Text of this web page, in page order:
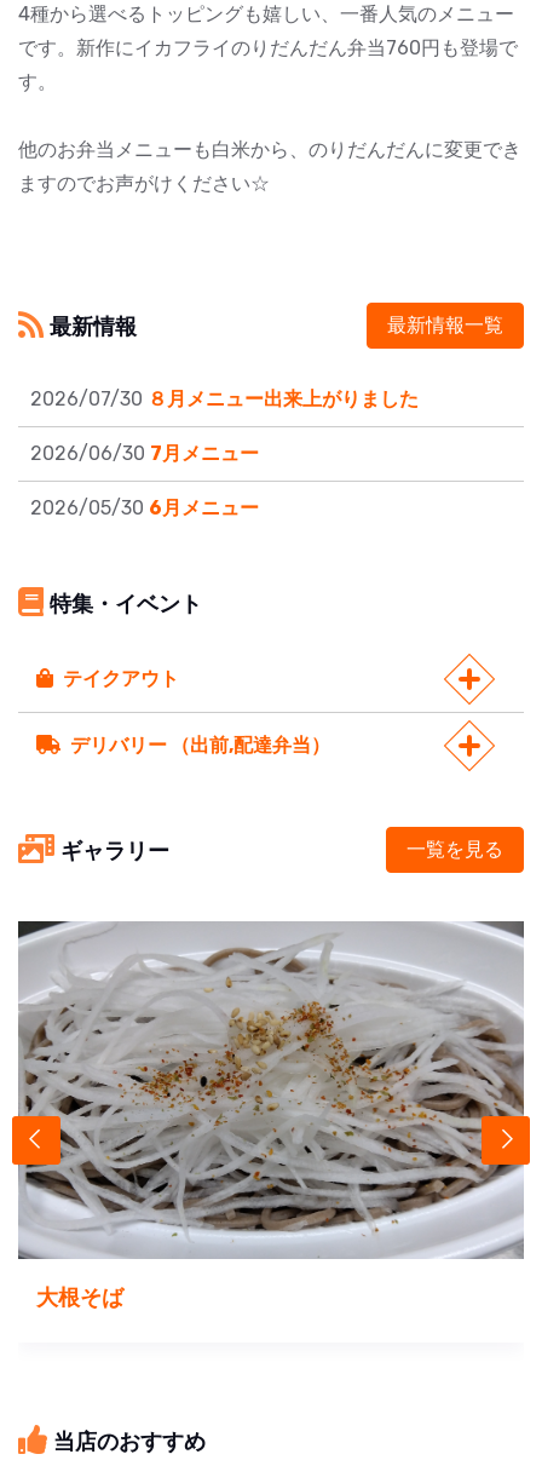
4種から選べるトッピングも嬉しい、一番人気のメニュー
です。新作にイカフライのりだんだん弁当760円も登場で
す。
他のお弁当メニューも白米から、のりだんだんに変更でき
ますのでお声がけください☆
最新情報 最新情報一覧
2026/07/30 ８月メニュー出来上がりました
2026/06/30 7月メニュー
2026/05/30 6月メニュー
特集・イベント
テイクアウト
デリバリー （出前,配達弁当）
ギャラリー 一覧を見る
大根そば
当店のおすすめ